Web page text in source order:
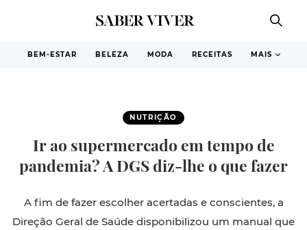
BEM-ESTAR BELEZA MODA RECEITAS MAIS
NUTRIÇÃO
Ir ao supermercado em tempo de
pandemia? A DGS diz-lhe o que fazer
A fim de fazer escolher acertadas e conscientes, a
Direção Geral de Saúde disponibilizou um manual que